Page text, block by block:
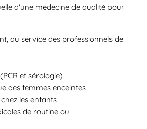
d'une médecine de qualité pour
au service des professionnels de
et sérologie)
des femmes enceintes
les enfants
de routine ou